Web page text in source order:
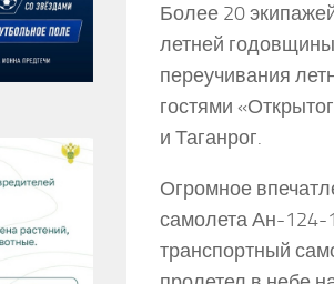
Более 20
летней
переучивания
гостями
и Таганрог.
Огромное
самолета Ан-124-
транспортный